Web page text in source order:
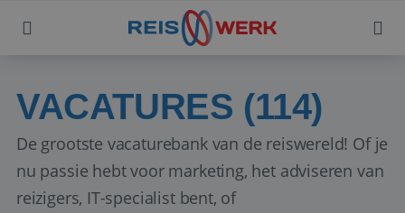
VACATURES (114)
De grootste vacaturebank van de reiswereld! Of je
nu passie hebt voor marketing, het adviseren van
reizigers, IT-specialist bent, of